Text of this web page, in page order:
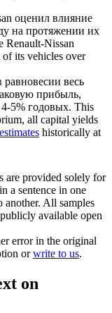
оценил влияние
на протяжении их
Renault-Nissan
its vehicles over
равновесии весь
прибыль,
5% годовых. This
all capital yields
estimates historically at
are provided solely for
a sentence in one
another. All samples
available open
error in the original
orwrite to us.
on